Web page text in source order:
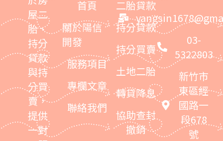
屋二
胎、
持分
貸款
與持
分買
賣，
提供
一對
首頁
關於陽信
開發
服務項目
專欄文章
聯絡我們
二胎貸款
持分貸款
持分買賣
土地二胎
轉貸降息
協助查封
撤銷
03-
5322803
新竹市
東區經
國路一
段678
號